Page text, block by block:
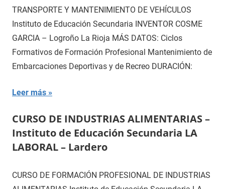
TRANSPORTE Y MANTENIMIENTO DE VEHÍCULOS
Instituto de Educación Secundaria INVENTOR COSME
GARCIA – Logroño La Rioja MÁS DATOS: Ciclos
Formativos de Formación Profesional Mantenimiento de
Embarcaciones Deportivas y de Recreo DURACIÓN:
Leer más
CURSO DE INDUSTRIAS ALIMENTARIAS –
Instituto de Educación Secundaria LA
LABORAL – Lardero
CURSO DE FORMACIÓN PROFESIONAL DE INDUSTRIAS